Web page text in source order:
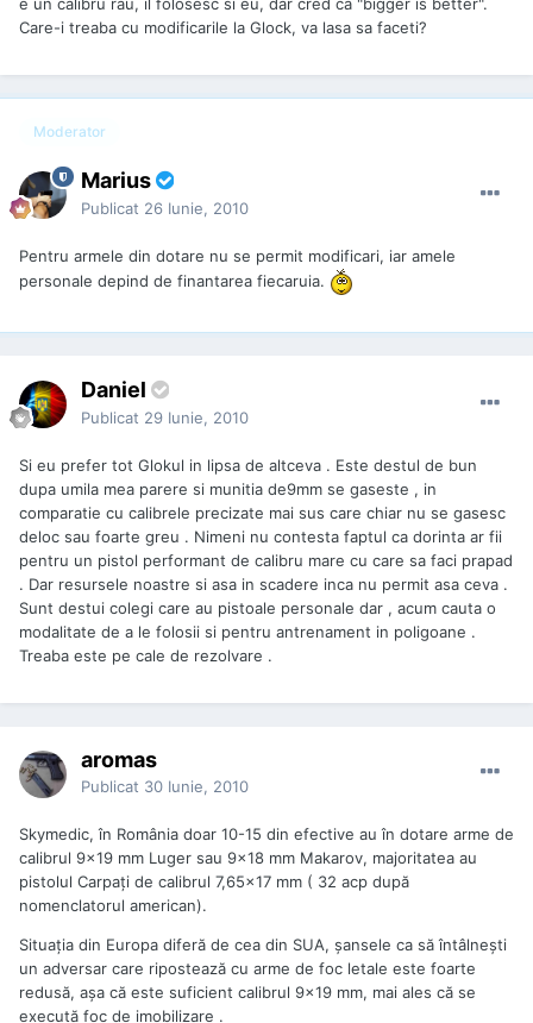
Care-i treaba cu modificarile la Glock, va lasa sa faceti?
Moderator
Marius
Publicat 26 Iunie, 2010
Pentru armele din dotare nu se permit modificari, iar amele
personale depind de finantarea fiecaruia.
Daniel
Publicat 29 Iunie, 2010
Si eu prefer tot Glokul in lipsa de altceva . Este destul de bun
dupa umila mea parere si munitia de9mm se gaseste , in
comparatie cu calibrele precizate mai sus care chiar nu se gasesc
deloc sau foarte greu . Nimeni nu contesta faptul ca dorinta ar fii
pentru un pistol performant de calibru mare cu care sa faci prapad
. Dar resursele noastre si asa in scadere inca nu permit asa ceva .
Sunt destui colegi care au pistoale personale dar , acum cauta o
modalitate de a le folosii si pentru antrenament in poligoane .
Treaba este pe cale de rezolvare .
aromas
Publicat 30 Iunie, 2010
Skymedic, în România doar 10-15 din efective au în dotare arme de
calibrul 9x19 mm Luger sau 9x18 mm Makarov, majoritatea au
pistolul Carpaţi de calibrul 7,65x17 mm ( 32 acp după
nomenclatorul american).
Situaţia din Europa diferă de cea din SUA, şansele ca să întâlneşti
un adversar care ripostează cu arme de foc letale este foarte
redusă, aşa că este suficient calibrul 9x19 mm, mai ales că se
execută foc de imobilizare .